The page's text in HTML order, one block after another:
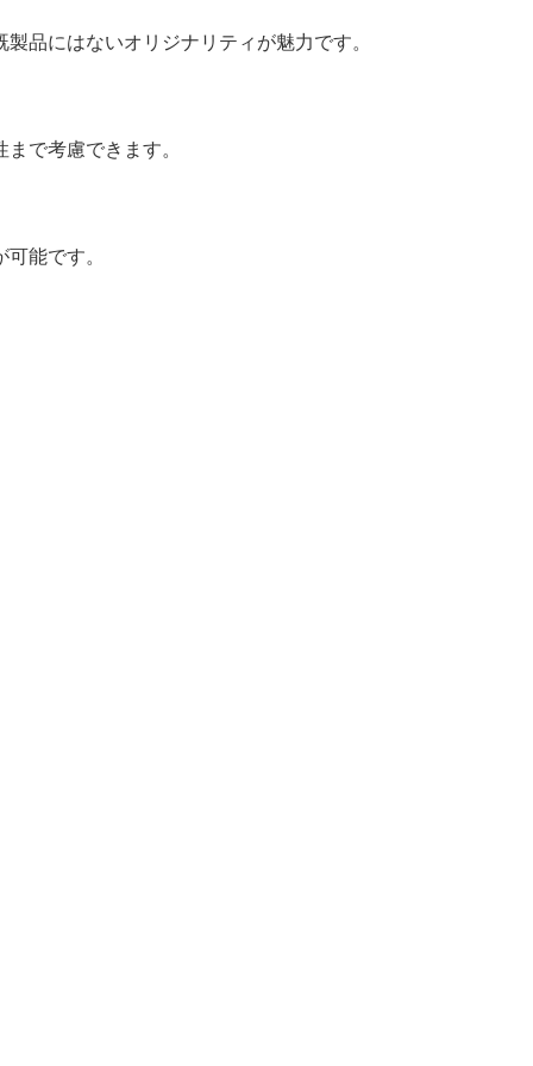
品にはないオリジナリティが魅力です。
で考慮できます。
能です。